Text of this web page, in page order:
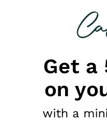
looking for
Get a
on
with a